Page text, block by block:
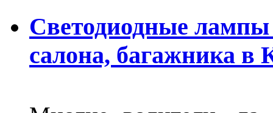
Светодиодные лампы
салона, багажника в